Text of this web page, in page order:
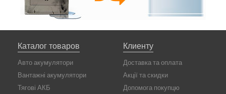
Каталог товаров
Авто акумулятори
Вантажні акумулятори
Тягові АКБ
Клиенту
Доставка та оплата
Акції та скидки
Допомога покупцю